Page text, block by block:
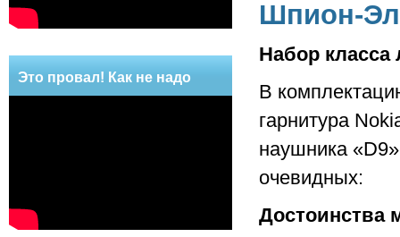
Это провал! Как не надо
Шпион-
Набор класса
В
гарнитура
наушника
очевидных:
Достоинства